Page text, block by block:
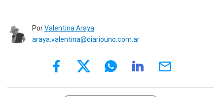
PorValentina Araya
araya.valentina@diariouno.com.ar